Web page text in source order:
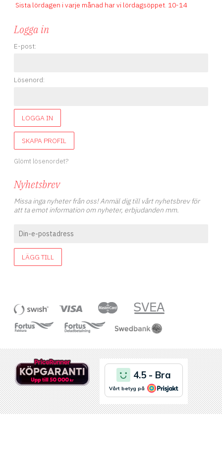
Sista lördagen i varje månad har vi lördagsöppet. 10-14
Logga in
E-post:
Lösenord:
LOGGA IN
SKAPA PROFIL
Glömt lösenordet?
Nyhetsbrev
Missa inga nyheter från oss! Anmäl dig till vårt nyhetsbrev för
att ta emot information om nyheter, erbjudanden mm.
LÄGG TILL